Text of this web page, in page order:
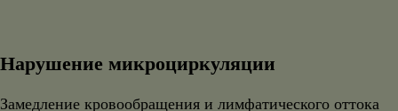
Нарушение микроциркуляции
Замедление кровообращения и лимфатического оттока